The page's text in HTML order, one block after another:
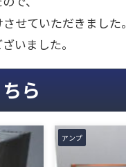
せていただきました。
いました。
ら
アンプ